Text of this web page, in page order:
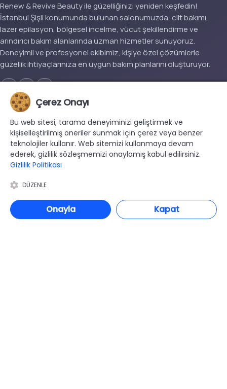
Renew & Revive Beauty ile güzelliğinizi yeniden keşfedin!
İstanbul Şişli konumunda bulunan salonumuzda, cilt bakımı,
lazer epilasyon, bölgesel incelme, vücut şekillendirme ve
arındırıcı bakım alanlarında uzman hizmetler sunuyoruz.
Deneyimli ve profesyonel ekibimiz, kişiye özel çözümlerle
güzellik ihtiyaçlarınıza en uygun bakım planlarını oluşturuyor.
KURUMSAL
Hakkımızda
Blog
İletişim
HIZMETLER
Magic Shape
Smart EMS
Çerez Onayı
Bu web sitesi, tarama deneyiminizi geliştirmek ve
kişiselleştirilmiş öneriler sunmak için çerez veya benzer
teknolojiler kullanır. Web sitemizi kullanmaya devam
ederek, gizlilik sözleşmemizi onaylamış kabul edilirsiniz.
Gizlilik Politikası
DÜZENLE
Onayla Kapat